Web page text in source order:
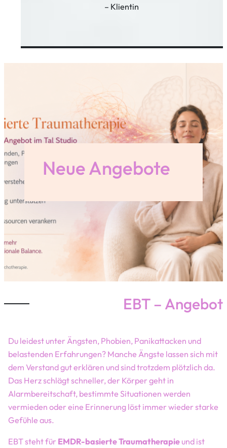
– Klientin
Neue Angebote
EBT – Angebot
Du leidest unter Ängsten, Phobien, Panikattacken und
belastenden Erfahrungen? Manche Ängste lassen sich mit
dem Verstand gut erklären und sind trotzdem plötzlich da.
Das Herz schlägt schneller, der Körper geht in
Alarmbereitschaft, bestimmte Situationen werden
vermieden oder eine Erinnerung löst immer wieder starke
Gefühle aus.
EBT steht für EMDR-basierte Traumatherapie und ist